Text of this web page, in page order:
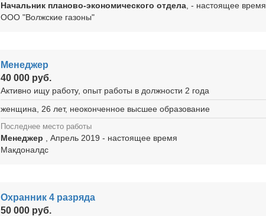
Начальник планово-экономического отдела , - настоящее время
ООО "Волжские газоны"
Менеджер
40 000 руб.
Активно ищу работу, опыт работы в должности 2 года
женщина, 26 лет, неоконченное высшее образование
Последнее место работы
Менеджер
, Апрель 2019 - настоящее время
Макдоналдс
Охранник 4 разряда
50 000 руб.